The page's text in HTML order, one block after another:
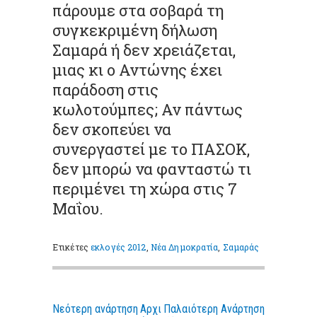
πάρουμε στα σοβαρά τη
συγκεκριμένη δήλωση
Σαμαρά ή δεν χρειάζεται,
μιας κι ο Αντώνης έχει
παράδοση στις
κωλοτούμπες; Αν πάντως
δεν σκοπεύει να
συνεργαστεί με το ΠΑΣΟΚ,
δεν μπορώ να φανταστώ τι
περιμένει τη χώρα στις 7
Μαΐου.
Ετικέτες εκλογές 2012 Νέα Δημοκρατία Σαμαράς
Νεότερη ανάρτηση Παλαιότερη Ανάρτηση
Αρχι